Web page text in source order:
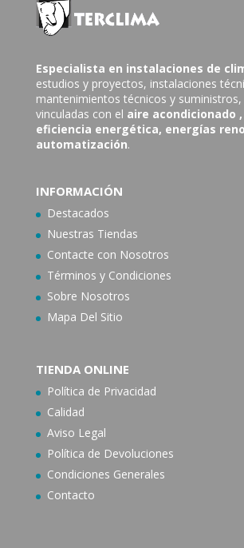
Especialista en instalaciones de
estudios y proyectos, instalaciones
mantenimientos técnicos y suministros,
vinculadas con el aire acondicionado
eficiencia energética, energías
automatización.
INFORMACIÓN
Destacados
Nuestras Tiendas
Contacte con Nosotros
Términos y Condiciones
Sobre Nosotros
Mapa Del Sitio
TIENDA ONLINE
Política de Privacidad
Calidad
Aviso Legal
Política de Devoluciones
Condiciones Generales
Contacto